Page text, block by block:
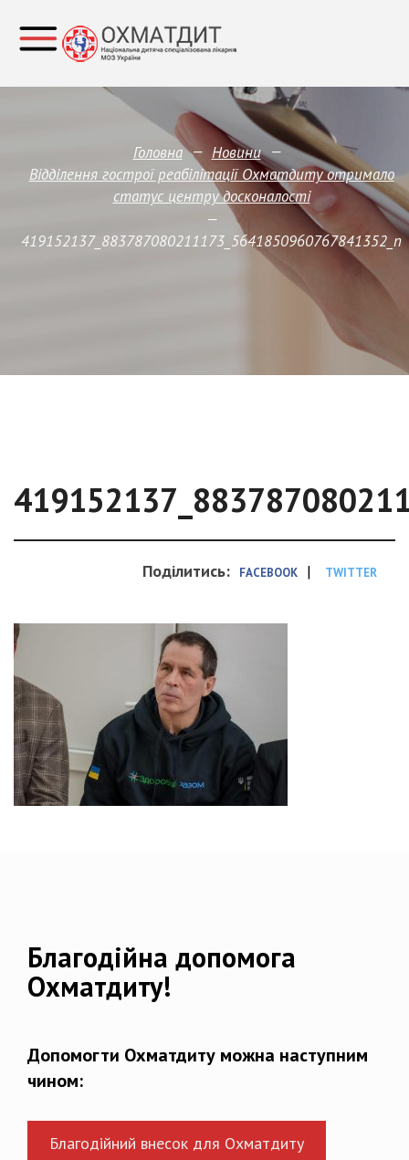
Головна — Новини —
Відділення гострої реабілітації Охматдиту отримало
статус центру досконалості
—
419152137_883787080211173_5641850960767841352_n
Поділитись: FACEBOOK | TWITTER
Благодійна допомога
Охматдиту!
Допомогти Охматдиту можна наступним
чином:
Благодійний внесок для Охматдиту